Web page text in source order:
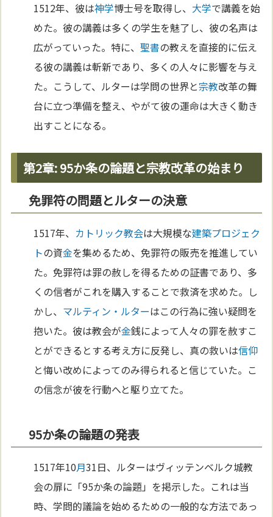
1512年、彼は神学博士号を取得し、 大学で講義を始
めた。彼の講義は多くの学生を魅了し、彼の名声は
広がっていった。特に、聖書の教えを直接的に伝え
る彼の講義は斬新であり、多くの人々に影響を与え
た。こうして、ルターは学問の世界と宗教改革の舞
台に立つ準備を整え、やがて彼の運命は大きく動き
出すことになる。
第2章: 95か条の論題と宗教改革の始まり
免罪符の問題とルターの決意
1517年、 カトリック教会は大規模な建築プロジェク
トの資金を集めるため、免罪符の販売を推進してい
た。免罪符は罪の赦しを得るための証書であり、多
くの信者がこれを購入することで救済を求めた。し
かし、 マルティン・ルターはこの行為に強い疑問を
抱いた。彼は教会が金銭によって人々の罪を赦すこ
とができるとする考え方に反発し、真の救いは信仰
と悔い改めによってのみ得られると信じていた。こ
の信念が彼を行動へと駆り立てた。
95か条の論題の発表
1517年10月31日、ルターはヴィッテンベルク城教
会の扉に「95か条の論題」を掲示した。これは当
時、学問的議論を始めるための一般的な方法であっ